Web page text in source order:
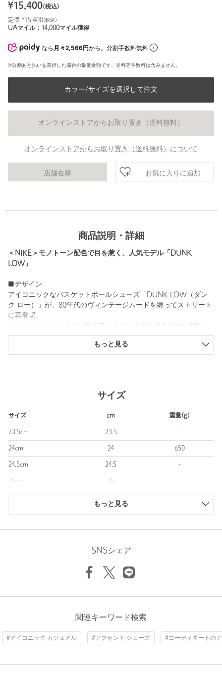
¥15,400(税込)
定価 ¥15,400(税込)
UAマイル： 14,000マイル獲得
なら 月々2,566円から。分割手数料無料
※分割あと払いを選択した場合の最低金額です。送料等手数料は含みません。
カラー/サイズを選択して注文
オンラインストアからお取り置き（送料無料）
オンラインストアからお取り置き（送料無料）について
店舗在庫 お気に入りに追加
商品説明・詳細
＜NIKE＞モノトーン配色で目を惹く、人気モデル「DUNK
LOW」
■デザイン
アイコニックなバスケットボールシューズ「DUNK LOW（ダン
ク ロー）」が、80年代のヴィンテージムードを纏ってストリート
に再登場。
ています。
大胆な2トーンカラーが足元に存在感を添え、コーディネートのア
スポーティなカジュアルはもちろん、ワンピースやスカートに合
■メーカー品番：DD1503-101 （ホワイト/ホワイト/ブラック）
＜NIKE（ナイキ）＞
アメリカ合衆国に本社を置く、スポーツ関連アイテムを中心に、
世界的に有名なスポーツ用品メーカーであり、その社名はギリシ
ャ神話の勝利の女神ニーケー（Nike）に由来。
現在はスポーツ限定せず、カジュアルアイテムも展開していま
す。
※商品に「取り扱い上の注意書き」、「洗濯表示」がございます
場合は、使用前に必ずご確認ください。
※商品画像は、光の当たり具合やパソコンなどの閲覧環境によ
り、実際の色味と異なって見える場合がございます。あらかじめ
※商品の色味の目安は、商品単体の画像をご参照ください。
※シューズの重量は、シューズ本体のみ両足の重量となります。
※商品に不良が無い場合、包装紙および箱の破損がございまして
もっと見る
サイズ
サイズ cm 重量(g)
23.5cm 23.5 -
24cm 24 650
24.5cm 24.5 -
25cm 25 -
商品は、独自の採寸方法により採寸されています。
もっと見る
SNSシェア
関連キーワード検索
#アイコニック カジュアル #アクセント シューズ #コーディネートの